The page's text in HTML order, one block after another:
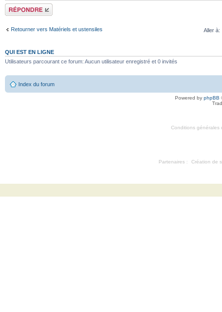
Répondre
Retourner vers Matériels et ustensiles Aller à:
QUI EST EN LIGNE
Utilisateurs parcourant ce forum: Aucun utilisateur enregistré et 0 invités
Index du forum
Powered by phpBB
Conditions générales
Partenaires : Création de